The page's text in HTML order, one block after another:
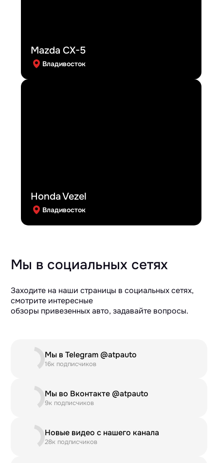
Mazda CX-5
Владивосток
Honda Vezel
Владивосток
Мы в социальных сетях
Заходите на наши страницы в социальных сетях,
смотрите интересные
обзоры привезенных авто, задавайте вопросы.
Мы в Telegram @atpauto
16к подписчиков
Мы во Вконтакте @atpauto
9к подписчиков
Новые видео с нашего канала
28к подписчиков